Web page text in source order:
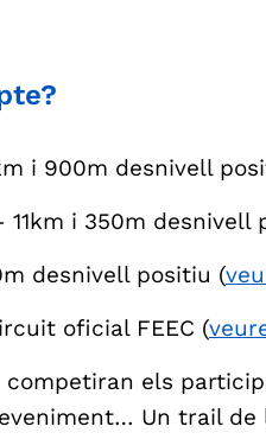
i 900m desnivell
11km i 350m desnivell
desnivell positiu (
oficial FEEC (
els
Un trail de